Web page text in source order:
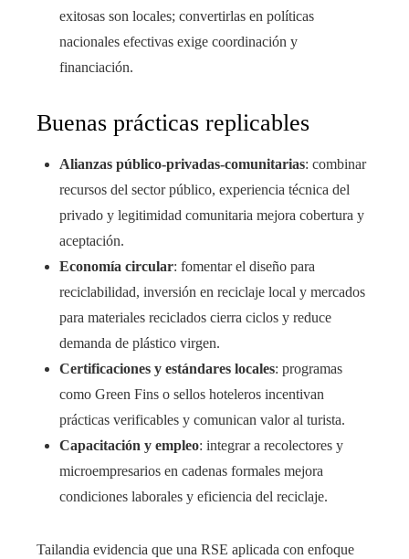
exitosas son locales; convertirlas en políticas
nacionales efectivas exige coordinación y
financiación.
Buenas prácticas replicables
Alianzas público-privadas-comunitarias: combinar
recursos del sector público, experiencia técnica del
privado y legitimidad comunitaria mejora cobertura y
aceptación.
Economía circular: fomentar el diseño para
reciclabilidad, inversión en reciclaje local y mercados
para materiales reciclados cierra ciclos y reduce
demanda de plástico virgen.
Certificaciones y estándares locales: programas
como Green Fins o sellos hoteleros incentivan
prácticas verificables y comunican valor al turista.
Capacitación y empleo: integrar a recolectores y
microempresarios en cadenas formales mejora
condiciones laborales y eficiencia del reciclaje.
Tailandia evidencia que una RSE aplicada con enfoque